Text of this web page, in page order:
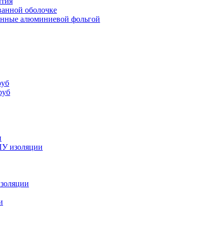
оболочке
алюминиевой фольгой
изоляции